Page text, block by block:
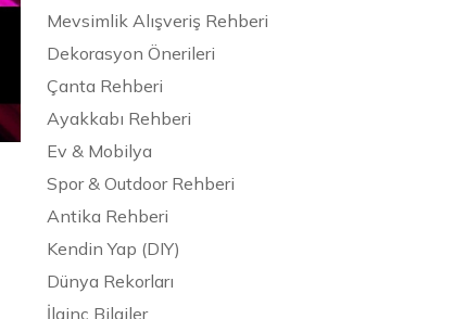
Mevsimlik Alışveriş Rehberi
Dekorasyon Önerileri
Çanta Rehberi
Ayakkabı Rehberi
Ev & Mobilya
Spor & Outdoor Rehberi
Antika Rehberi
Kendin Yap (DIY)
Dünya Rekorları
İlginç Bilgiler